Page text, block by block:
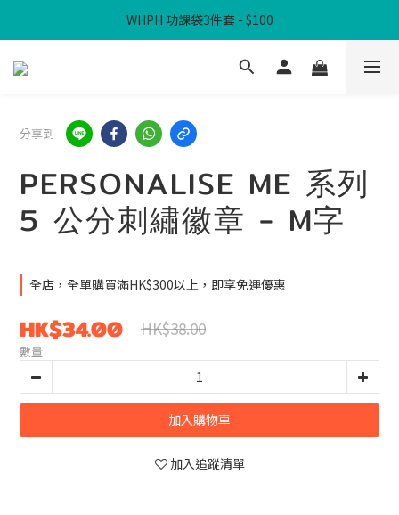
滿$300免本地運費
WHPH 功課袋3件套 - $100
滿$300免本地運費
分享到
PERSONALISE ME 系列
5 公分刺繡徽章 - M字
全店，全單購買滿HK$300以上，即享免運優惠
HK$34.00 HK$38.00
數量
加入購物車
加入追蹤清單